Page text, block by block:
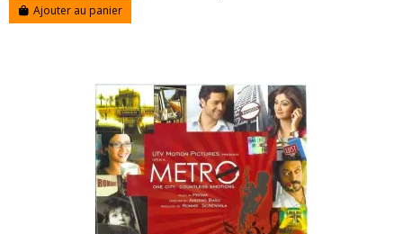
Ajouter au panier